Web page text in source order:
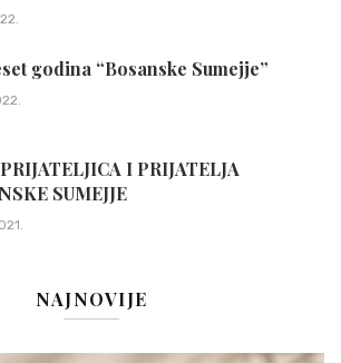
godina “Bosanske Sumejje”
I PRIJATELJA
SUMEJJE
NAJNOVIJE